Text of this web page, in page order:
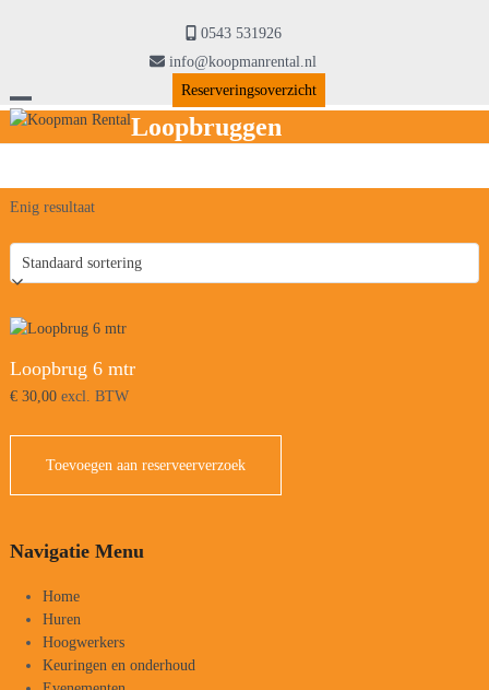
0543 531926
info@koopmanrental.nl
Reserveringsoverzicht
Open
menu
Close
menu
Loopbruggen
Enig resultaat
Loopbrug 6 mtr
€30,00excl. BTW
Toevoegen aan reserveerverzoek
Navigatie Menu
Home
Huren
Hoogwerkers
Keuringen en onderhoud